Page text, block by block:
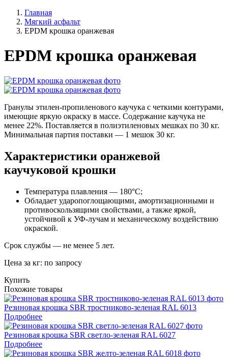
Главная
Мягкий асфальт
EPDM крошка оранжевая
EPDM крошка оранжевая
Гранулы этилен-пропиленового каучука с четкими контурами,
имеющие яркую окраску в массе. Содержание каучука не
менее 22%. Поставляется в полиэтиленовых мешках по 30 кг.
Минимальная партия поставки — 1 мешок 30 кг.
Характеристики оранжевой
каучуковой крошки
Температура плавления — 180°С;
Обладает ударопоглощающими, амортизационными и
противоскользящими свойствами, а также яркой,
устойчивой к УФ-лучам и механическому воздействию
окраской.
Срок службы — не менее 5 лет.
Цена за кг: по запросу
Купить
Похожие товары
Резиновая крошка SBR тростниково-зеленая RAL 6013
Подробнее
Резиновая крошка SBR светло-зеленая RAL 6027
Подробнее